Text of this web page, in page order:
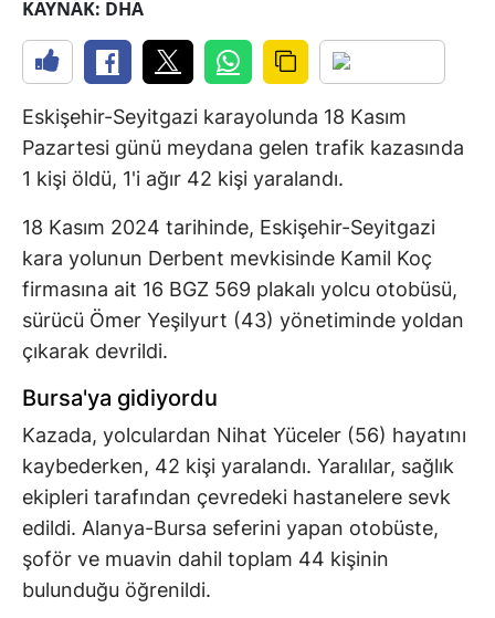
KAYNAK: DHA
Eskişehir-Seyitgazi karayolunda 18 Kasım
Pazartesi günü meydana gelen trafik kazasında
1 kişi öldü, 1'i ağır 42 kişi yaralandı.
18 Kasım 2024 tarihinde, Eskişehir-Seyitgazi
kara yolunun Derbent mevkisinde Kamil Koç
firmasına ait 16 BGZ 569 plakalı yolcu otobüsü,
sürücü Ömer Yeşilyurt (43) yönetiminde yoldan
çıkarak devrildi.
Bursa'ya gidiyordu
Kazada, yolculardan Nihat Yüceler (56) hayatını
kaybederken, 42 kişi yaralandı. Yaralılar, sağlık
ekipleri tarafından çevredeki hastanelere sevk
edildi. Alanya-Bursa seferini yapan otobüste,
şoför ve muavin dahil toplam 44 kişinin
bulunduğu öğrenildi.